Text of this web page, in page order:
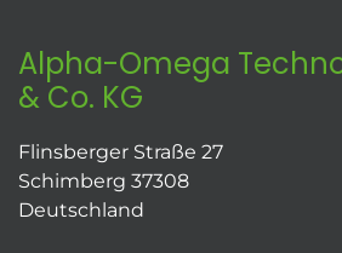
Alpha-Omega
& Co. KG
Flinsberger Straße 27
Schimberg 37308
Deutschland